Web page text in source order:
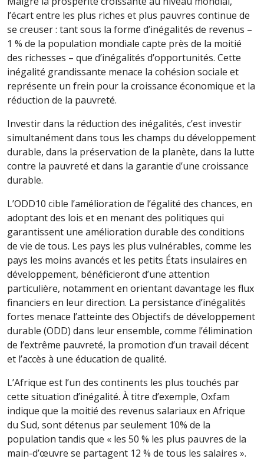
l’écart entre les plus riches et plus pauvres continue de
se creuser : tant sous la forme d’inégalités de revenus –
1 % de la population mondiale capte près de la moitié
des richesses – que d’inégalités d’opportunités. Cette
inégalité grandissante menace la cohésion sociale et
représente un frein pour la croissance économique et la
réduction de la pauvreté.
Investir dans la réduction des inégalités, c’est investir
simultanément dans tous les champs du développement
durable, dans la préservation de la planète, dans la lutte
contre la pauvreté et dans la garantie d’une croissance
durable.
L’ODD10 cible l’amélioration de l’égalité des chances, en
adoptant des lois et en menant des politiques qui
garantissent une amélioration durable des conditions
de vie de tous. Les pays les plus vulnérables, comme les
pays les moins avancés et les petits États insulaires en
développement, bénéficieront d’une attention
particulière, notamment en orientant davantage les flux
financiers en leur direction. La persistance d’inégalités
fortes menace l’atteinte des Objectifs de développement
durable (ODD) dans leur ensemble, comme l’élimination
de l’extrême pauvreté, la promotion d’un travail décent
et l’accès à une éducation de qualité.
L’Afrique est l’un des continents les plus touchés par
cette situation d’inégalité. À titre d’exemple, Oxfam
indique que la moitié des revenus salariaux en Afrique
du Sud, sont détenus par seulement 10% de la
population tandis que « les 50 % les plus pauvres de la
main-d’œuvre se partagent 12 % de tous les salaires ».